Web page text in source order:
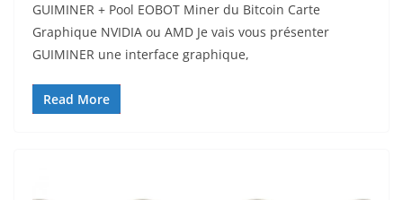
GUIMINER + Pool EOBOT Miner du Bitcoin Carte
Graphique NVIDIA ou AMD Je vais vous présenter
GUIMINER une interface graphique,
Read More